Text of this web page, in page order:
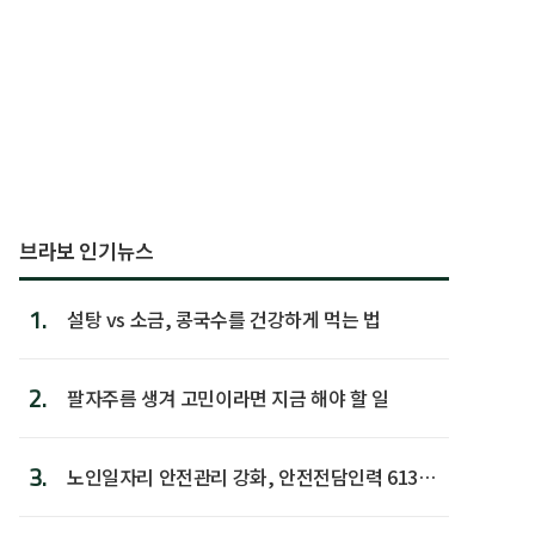
브라보 인기뉴스
1. 설탕 vs 소금, 콩국수를 건강하게 먹는 법
2. 팔자주름 생겨 고민이라면 지금 해야 할 일
3.
노인일자리 안전관리 강화, 안전전담인력 613명